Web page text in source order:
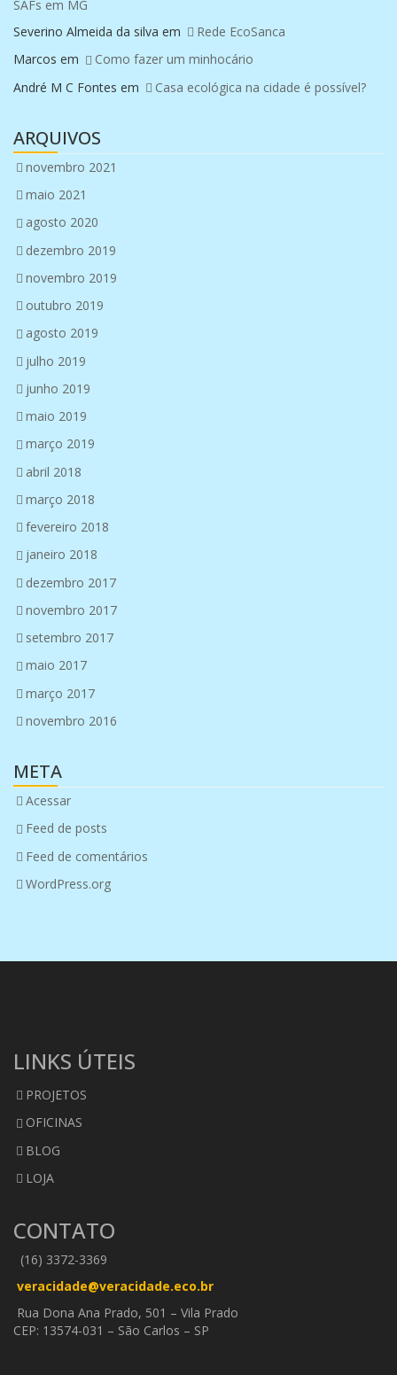
SAFs em MG
Severino Almeida da silva em
Rede EcoSanca
Marcos em
Como fazer um minhocário
André M C Fontes em Casa ecológica na cidade é possível?
ARQUIVOS
novembro 2021
maio 2021
agosto 2020
dezembro 2019
novembro 2019
outubro 2019
agosto 2019
julho 2019
junho 2019
maio 2019
março 2019
abril 2018
março 2018
fevereiro 2018
janeiro 2018
dezembro 2017
novembro 2017
setembro 2017
maio 2017
março 2017
novembro 2016
META
Acessar
Feed de posts
Feed de comentários
WordPress.org
LINKS ÚTEIS
PROJETOS
OFICINAS
BLOG
LOJA
CONTATO
(16) 3372-3369
veracidade@veracidade.eco.br
Rua Dona Ana Prado, 501 – Vila Prado
CEP: 13574-031 – São Carlos – SP